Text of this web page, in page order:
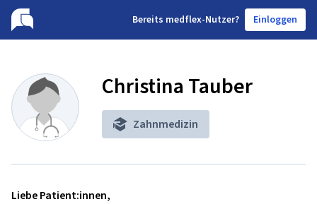
Bereits medflex-Nutzer? Einloggen
Christina Tauber
Zahnmedizin
Liebe Patient:innen,